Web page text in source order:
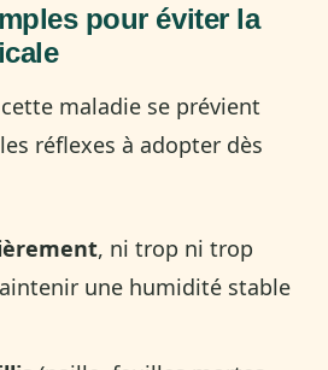
pour éviter la
maladie se prévient
réflexes à adopter dès
, ni trop ni trop
une humidité stable